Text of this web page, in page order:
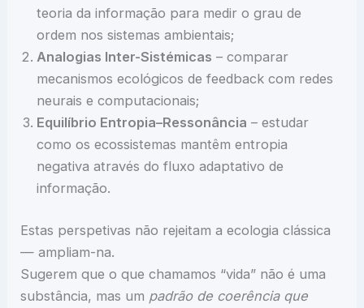
teoria da informação para medir o grau de
ordem nos sistemas ambientais;
Analogias Inter-Sistémicas – comparar
mecanismos ecológicos de feedback com redes
neurais e computacionais;
Equilíbrio Entropia–Ressonância – estudar
como os ecossistemas mantêm entropia
negativa através do fluxo adaptativo de
informação.
Estas perspetivas não rejeitam a ecologia clássica
— ampliam-na.
Sugerem que o que chamamos “vida” não é uma
substância, mas um padrão de coerência que